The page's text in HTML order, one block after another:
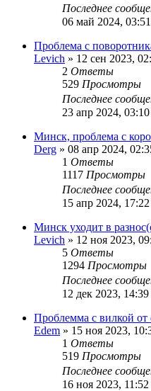
Последнее
06 май 2024, 03:51
Проблема с
Levich » 12 сен 2023,
2 Ответы
529 Просмотры
Последнее
23 апр 2024, 03:10
Минск, проблема с
Derg » 08 апр 2024,
1 Ответы
1117 Просмотры
Последнее
15 апр 2024, 17:22
Минск уходит в
Levich » 12 ноя 2023,
5 Ответы
1294 Просмотры
Последнее
12 дек 2023, 14:39
Проблемма с вилкой от
Edem » 15 ноя 2023,
1 Ответы
519 Просмотры
Последнее
16 ноя 2023, 11:52